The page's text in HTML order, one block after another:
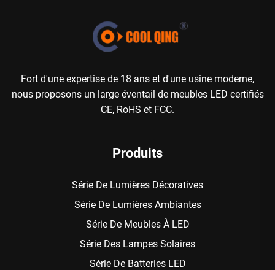
Fort d'une expertise de 18 ans et d'une usine moderne,
nous proposons un large éventail de meubles LED certifiés
CE, RoHS et FCC.
Produits
Série De Lumières Décoratives
Série De Lumières Ambiantes
Série De Meubles À LED
Série Des Lampes Solaires
Série De Batteries LED